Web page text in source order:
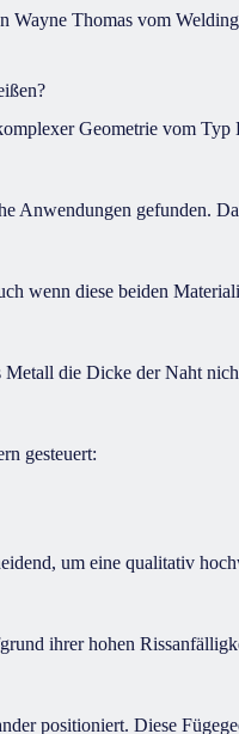
Thomas vom
Geometrie vom
Anwendungen gefunden.
wenn diese beiden
die Dicke der Naht
gesteuert:
um eine qualitativ
ihrer hohen
positioniert. Diese